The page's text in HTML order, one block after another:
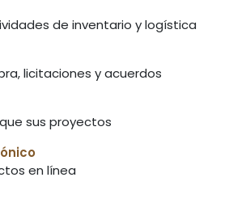
de inventario y logística
licitaciones y acuerdos
sus proyectos
en línea